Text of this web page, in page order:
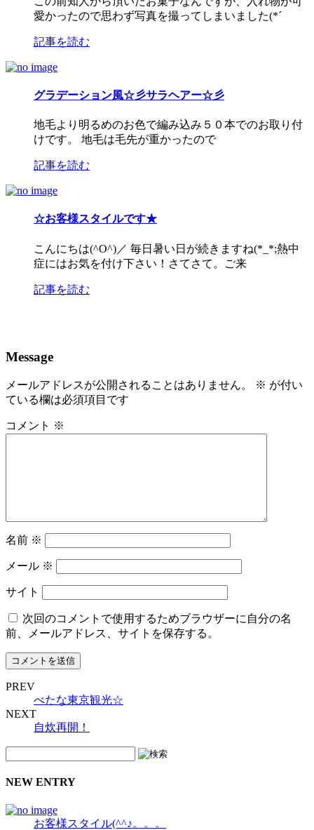
愛かったので思わず写真を撮ってしまいました(*´
記事を読む
グラデーション風☆彡サラヘアー☆彡
地毛より明るめのお色で編み込み５０本でのお取り付
けです。 地毛は毛先が重かったので
記事を読む
☆お客様スタイルです★
こんにちは(^O^)／ 毎日暑い日が続きますね(*_*;熱中
症にはお気を付け下さい！さてさて。ご来
記事を読む
Message
メールアドレスが公開されることはありません。 ※ が付い
ている欄は必須項目です
コメント ※
名前 ※
メール ※
サイト
次回のコメントで使用するためブラウザーに自分の名
前、メールアドレス、サイトを保存する。
PREV
べたな東京観光☆
NEXT
自炊再開！
NEW ENTRY
お客様スタイル(^^♪。。。